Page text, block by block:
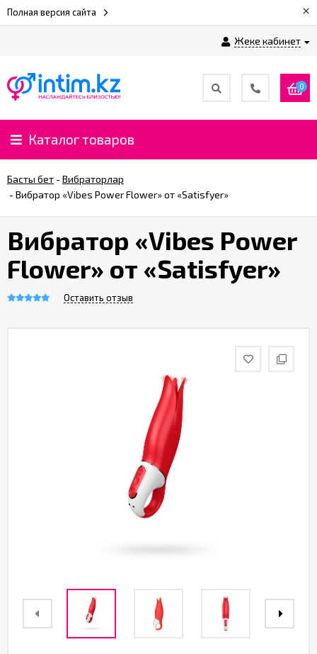
Полная версия сайта ×
Жеке кабинет
0
Каталог товаров
Басты бет -Вибраторлар
-Вибратор «Vibes Power Flower» от «Satisfyer»
Вибратор «Vibes Power
Flower» от «Satisfyer»
Оставить отзыв